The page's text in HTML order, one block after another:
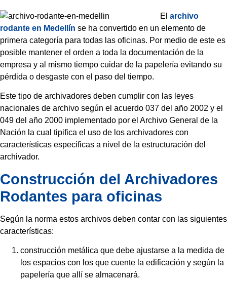
El archivo
rodante en Medellín se ha convertido en un elemento de
primera categoría para todas las oficinas. Por medio de este es
posible mantener el orden a toda la documentación de la
empresa y al mismo tiempo cuidar de la papelería evitando su
pérdida o desgaste con el paso del tiempo.
Este tipo de archivadores deben cumplir con las leyes
nacionales de archivo según el acuerdo 037 del año 2002 y el
049 del año 2000 implementado por el Archivo General de la
Nación la cual tipifica el uso de los archivadores con
características especificas a nivel de la estructuración del
archivador.
Construcción del Archivadores
Rodantes para oficinas
Según la norma estos archivos deben contar con las siguientes
características:
construcción metálica que debe ajustarse a la medida de
los espacios con los que cuente la edificación y según la
papelería que allí se almacenará.